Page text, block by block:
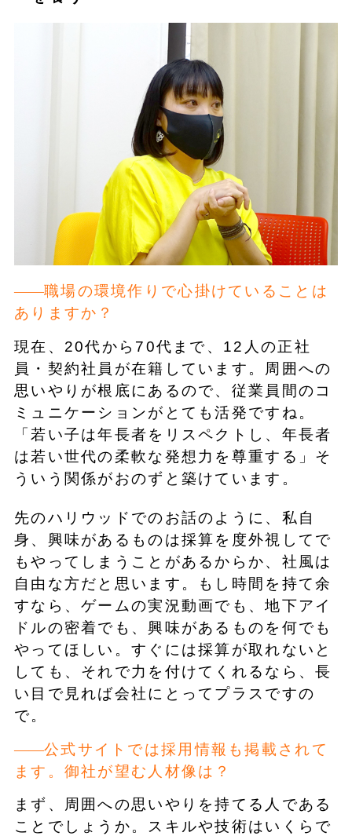
職場の環境作りで心掛けていることは
ありますか？
現在、20代から70代まで、12人の正社
員・契約社員が在籍しています。周囲への
思いやりが根底にあるので、従業員間のコ
ミュニケーションがとても活発ですね。
「若い子は年長者をリスペクトし、年長者
は若い世代の柔軟な発想力を尊重する」そ
ういう関係がおのずと築けています。
先のハリウッドでのお話のように、私自
身、興味があるものは採算を度外視してで
もやってしまうことがあるからか、社風は
自由な方だと思います。もし時間を持て余
すなら、ゲームの実況動画でも、地下アイ
ドルの密着でも、興味があるものを何でも
やってほしい。すぐには採算が取れないと
しても、それで力を付けてくれるなら、長
い目で見れば会社にとってプラスですの
で。
公式サイトでは採用情報も掲載されて
ます。御社が望む人材像は？
まず、周囲への思いやりを持てる人である
ことでしょうか。スキルや技術はいくらで